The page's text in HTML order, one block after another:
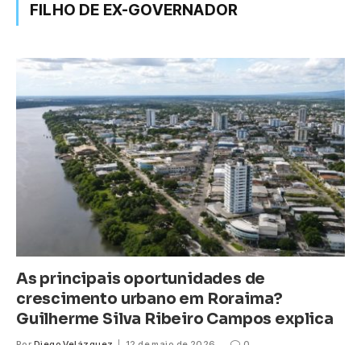
FILHO DE EX-GOVERNADOR
As principais oportunidades de
crescimento urbano em Roraima?
Guilherme Silva Ribeiro Campos explica